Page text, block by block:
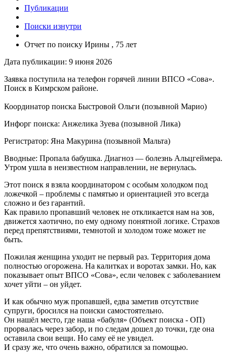
Публикации
Поиски изнутри
Отчет по поиску Ирины , 75 лет
Дата публикации: 9 июня 2026
Заявка поступила на телефон горячей линии ВПСО «Сова».
Поиск в Кимрском районе.
Координатор поиска Быстровой Ольги (позывной Марио)
Инфорг поиска: Анжелика Зуева (позывной Лика)
Регистратор: Яна Макурина (позывной Мальта)
Вводные: Пропала бабушка. Диагноз — болезнь Альцгеймера.
Утром ушла в неизвестном направлении, не вернулась.
Этот поиск я взяла координатором с особым холодком под
ложечкой – проблемы с памятью и ориентацией это всегда
сложно и без гарантий.
Как правило пропавший человек не откликается нам на зов,
движется хаотично, по ему одному понятной логике. Страхов
перед препятствиями, темнотой и холодом тоже может не
быть.
Пожилая женщина уходит не первый раз. Территория дома
полностью огорожена. На калитках и воротах замки. Но, как
показывает опыт ВПСО «Сова», если человек с заболеванием
хочет уйти – он уйдет.
И как обычно муж пропавшей, едва заметив отсутствие
супруги, бросился на поиски самостоятельно.
Он нашёл место, где наша «бабуля» (Объект поиска - ОП)
прорвалась через забор, и по следам дошел до точки, где она
оставила свои вещи. Но саму её не увидел.
И сразу же, что очень важно, обратился за помощью.